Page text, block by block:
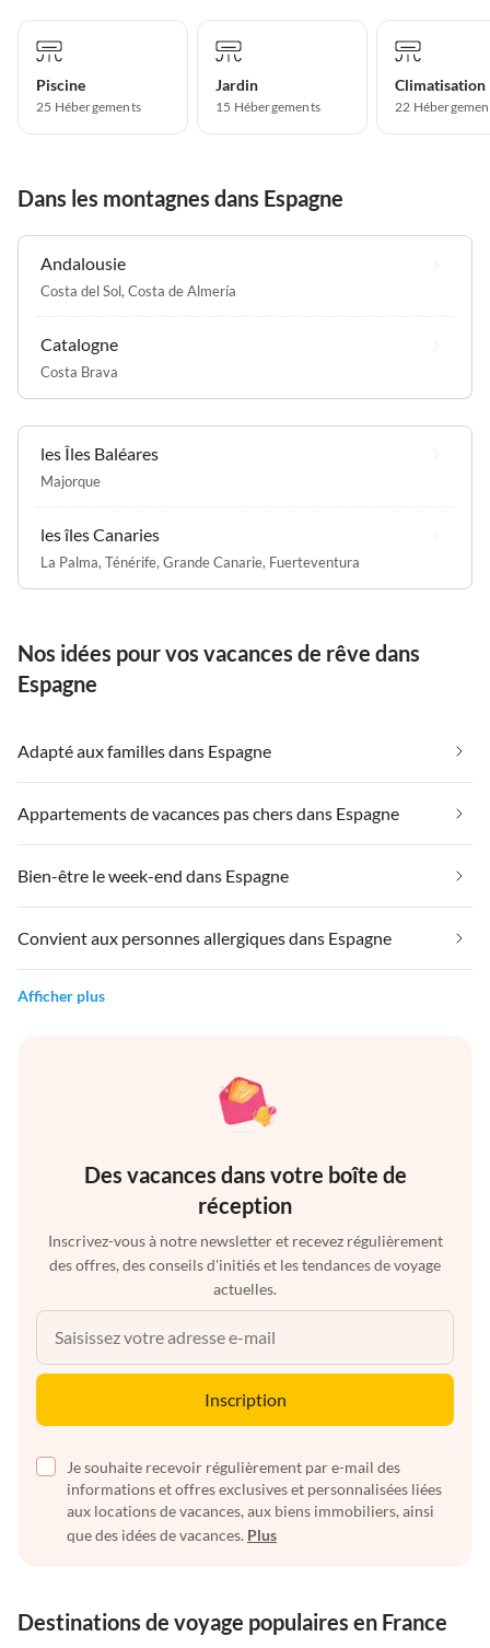
Piscine
25 Hébergements
Jardin
15 Hébergements
Climatisation
22
Dans les montagnes dans Espagne
Andalousie
Costa del Sol, Costa de Almería
Catalogne
Costa Brava
les Îles Baléares
Majorque
les îles Canaries
La Palma, Ténérife, Grande Canarie, Fuerteventura
Nos idées pour vos vacances de rêve dans
Espagne
Adapté aux familles dans Espagne
Appartements de vacances pas chers dans Espagne
Bien-être le week-end dans Espagne
Convient aux personnes allergiques dans Espagne
Afficher plus
Des vacances dans votre boîte de
réception
Inscrivez-vous à notre newsletter et recevez régulièrement
des offres, des conseils d'initiés et les tendances de voyage
actuelles.
Inscription
Je souhaite recevoir régulièrement par e-mail des
informations et offres exclusives et personnalisées liées
aux locations de vacances, aux biens immobiliers, ainsi
que des idées de vacances. Plus
Destinations de voyage populaires en France